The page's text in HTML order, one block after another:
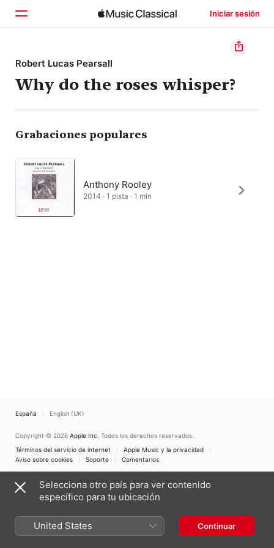
Iniciar sesión
Inicio
Explorar
Buscar
Robert Lucas Pearsall
Why do the roses whisper?
Grabaciones populares
Anthony Rooley
2014 · 1 pista · 1 min
España English (UK)
Copyright © 2026 Apple Inc. Todos los derechos reservados.
Términos del servicio de internet
Apple Music y la privacidad
Aviso sobre cookies
Soporte Comentarios
Selecciona otro país para ver contenido
específico para tu ubicación
United States Continuar